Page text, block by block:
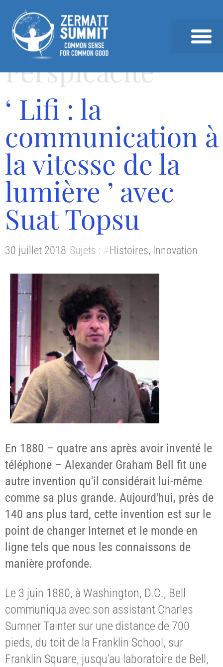
Perspicacité
‘ Lifi : la
communication à
la vitesse de la
lumière ’ avec
Suat Topsu
30 juillet 2018 Sujets : Histoires, Innovation
En 1880 – quatre ans après avoir inventé le
téléphone – Alexander Graham Bell fit une
autre invention qu'il considérait lui-même
comme sa plus grande. Aujourd'hui, près de
140 ans plus tard, cette invention est sur le
point de changer Internet et le monde en
ligne tels que nous les connaissons de
manière profonde.
Le 3 juin 1880, à Washington, D.C., Bell
communiqua avec son assistant Charles
Sumner Tainter sur une distance de 700
pieds, du toit de la Franklin School, sur
Franklin Square, jusqu'au laboratoire de Bell,